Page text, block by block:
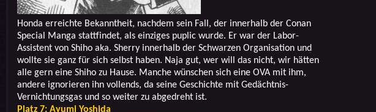
Honda erreichte Bekanntheit, nachdem sein Fall, der innerhalb der Conan
Special Manga stattfindet, als einziges puplic wurde. Er war der Labor-
Assistent von Shiho aka. Sherry innerhalb der Schwarzen Organisation und
wollte sie ganz für sich selbst haben. Naja gut, wer will das nicht, wir hätten
alle gern eine Shiho zu Hause. Manche wünschen sich eine OVA mit ihm,
andere ignorieren ihn vollends, da seine Geschichte mit Gedächtnis-
Vernichtungsgas und so weiter zu abgedreht ist.
Platz 7: Ayumi Yoshida